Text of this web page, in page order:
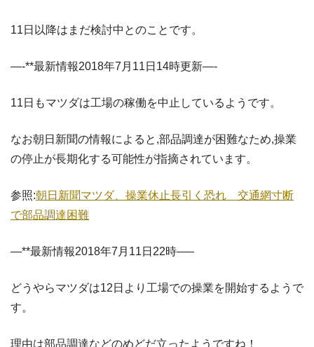
11日以降はまだ検討中とのことです。
—-**最新情報2018年7月11日14時更新—-
11日もマツダは工場の稼働を中止しているようです。
なお朝日新聞の情報によると,部品調達が困難なため,操業
の停止が長期化する可能性が指摘されています。
参照:朝日新聞マツダ、操業休止長引く恐れ 交通網寸断
で部品調達困難
—**最新情報2018年7月11日22時—–
どうやらマツダは12日より工場での操業を開始するようで
す。
理由は部品調達などのめどだ立ったようですね！